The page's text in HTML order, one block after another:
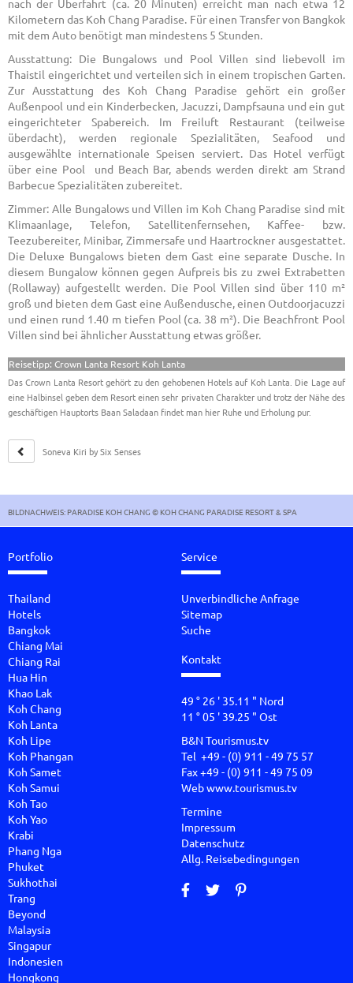
nach der Überfahrt (ca. 20 Minuten) erreicht man nach etwa 12
Kilometern das Koh Chang Paradise. Für einen Transfer von Bangkok
mit dem Auto benötigt man mindestens 5 Stunden.
Ausstattung: Die Bungalows und Pool Villen sind liebevoll im
Thaistil eingerichtet und verteilen sich in einem tropischen Garten.
Zur Ausstattung des Koh Chang Paradise gehört ein großer
Außenpool und ein Kinderbecken, Jacuzzi, Dampfsauna und ein gut
eingerichteter Spabereich. Im Freiluft Restaurant (teilweise
überdacht), werden regionale Spezialitäten, Seafood und
ausgewählte internationale Speisen serviert. Das Hotel verfügt
über eine Pool und Beach Bar, abends werden direkt am Strand
Barbecue Spezialitäten zubereitet.
Zimmer: Alle Bungalows und Villen im Koh Chang Paradise sind mit
Klimaanlage, Telefon, Satellitenfernsehen, Kaffee- bzw.
Teezubereiter, Minibar, Zimmersafe und Haartrockner ausgestattet.
Die Deluxe Bungalows bieten dem Gast eine separate Dusche. In
diesem Bungalow können gegen Aufpreis bis zu zwei Extrabetten
(Rollaway) aufgestellt werden. Die Pool Villen sind über 110 m²
groß und bieten dem Gast eine Außendusche, einen Outdoorjacuzzi
und einen rund 1.40 m tiefen Pool (ca. 38 m²). Die Beachfront Pool
Villen sind bei ähnlicher Ausstattung etwas größer.
Reisetipp: Crown Lanta Resort Koh Lanta
Das Crown Lanta Resort gehört zu den gehobenen Hotels auf Koh Lanta. Die Lage auf
eine Halbinsel geben dem Resort einen sehr privaten Charakter und trotz der Nähe des
geschäftigen Hauptorts Baan Saladaan findet man hier Ruhe und Erholung pur.
Soneva Kiri by Six Senses
BILDNACHWEIS: PARADISE KOH CHANG © KOH CHANG PARADISE RESORT & SPA
Portfolio
Thailand
Hotels
Bangkok
Chiang Mai
Chiang Rai
Hua Hin
Khao Lak
Koh Chang
Koh Lanta
Koh Lipe
Koh Phangan
Koh Samet
Koh Samui
Koh Tao
Koh Yao
Krabi
Phang Nga
Phuket
Sukhothai
Trang
Beyond
Malaysia
Singapur
Indonesien
Hongkong
Service
Unverbindliche Anfrage
Sitemap
Suche
Kontakt
49 ° 26 ' 35.11 " Nord
11 ° 05 ' 39.25 " Ost
B&N Tourismus.tv
Tel +49 - (0) 911 - 49 75 57
Fax +49 - (0) 911 - 49 75 09
Webwww.tourismus.tv
Termine
Impressum
Datenschutz
Allg. Reisebedingungen